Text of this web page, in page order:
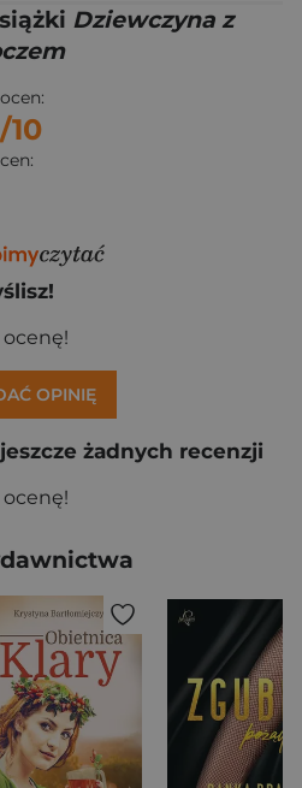
Dziewczyna z
/10
OPINIĘ
żadnych recenzji